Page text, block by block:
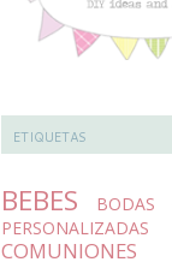
ETIQUETAS
BEBES BODAS
PERSONALIZADAS
COMUNIONES